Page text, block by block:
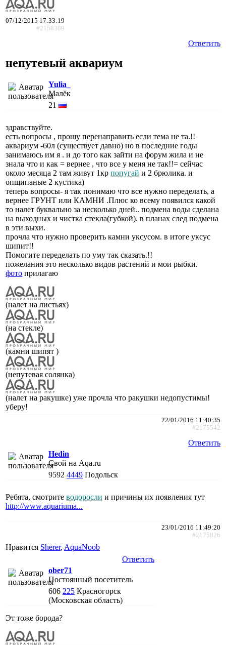
07/12/2015 17:33:19
#2158389
Ответить
непутевый аквариум
Yulia_
Малёк
21
здравствуйте.
есть вопросы , прошу перенаправить если тема не та.!!
аквариум -60л (существует давно) но в последние годы
занимаюсь им я . и до того как зайти на форум жила и не
знала что и как = вернее , что все у меня не так!!= сейчас
около месяца 2 там живут 1кр попугай и 2 брюлика. и
опщипаные 2 кустика)
теперь вопросы- я так понимаю что все нужно переделать, а
вернее ГРУНТ или КАМНИ .Плюс ко всему появился какой
то налет буквально за несколько дней.. подмена воды сделана
на выходных и чистка стекла(губкой). в планах след подмена
в эти выхи.
прочла что нужно проверить камни уксусом. в итоге уксус
шипит!!
Помогите переделать по уму так сказать.!!
пожелания это несколько видов растений и мои рыбки.
фото прилагаю
(налет на листьях)
(на стекле)
(камни шипят )
(непутевая солянка)
(налет на ракушке) уже прочла что ракушки недопустимы!
уберу!
22/01/2016 11:40:35
#2175542
Ответить
Hedin
Свой на Aqa.ru
9592 4449 Подольск
Ребята, смотрите водоросли и причины их появления тут
http://www.aquariuma...
23/01/2016 11:49:20
#2175826
Нравится Sherer, AquaNoob
Ответить
ober71
Постоянный посетитель
606 225 Красногорск
(Московская область)
Эт тоже борода?